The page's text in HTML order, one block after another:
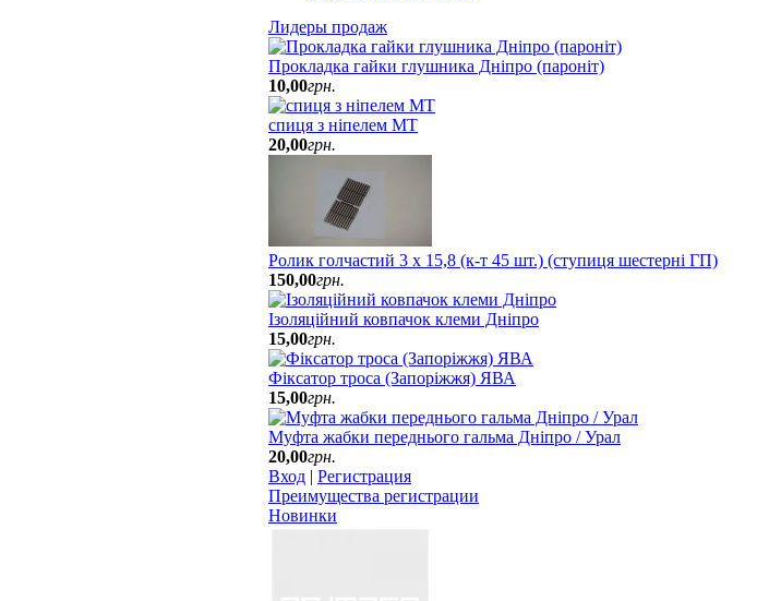
Лидеры продаж
Прокладка гайки глушника Дніпро (пароніт)
10,00грн.
спиця з ніпелем МТ
20,00грн.
Ролик голчастий 3 х 15,8 (к-т 45 шт.) (ступиця шестерні ГП)
150,00грн.
Ізоляційний ковпачок клеми Дніпро
15,00грн.
Фіксатор троса (Запоріжжя) ЯВА
15,00грн.
Муфта жабки переднього гальма Дніпро / Урал
20,00грн.
Вход | Регистрация
Преимущества регистрации
Новинки